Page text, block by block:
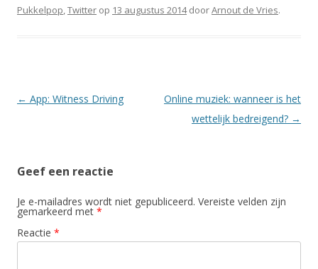
Pukkelpop,Twitter op 13 augustus 2014doorArnout de Vries.
Berichtnavigatie
← App: Witness Driving
Online muziek: wanneer is het
wettelijk bedreigend? →
Geef een reactie
Je e-mailadres wordt niet gepubliceerd. Vereiste velden zijn
gemarkeerd met *
Reactie *